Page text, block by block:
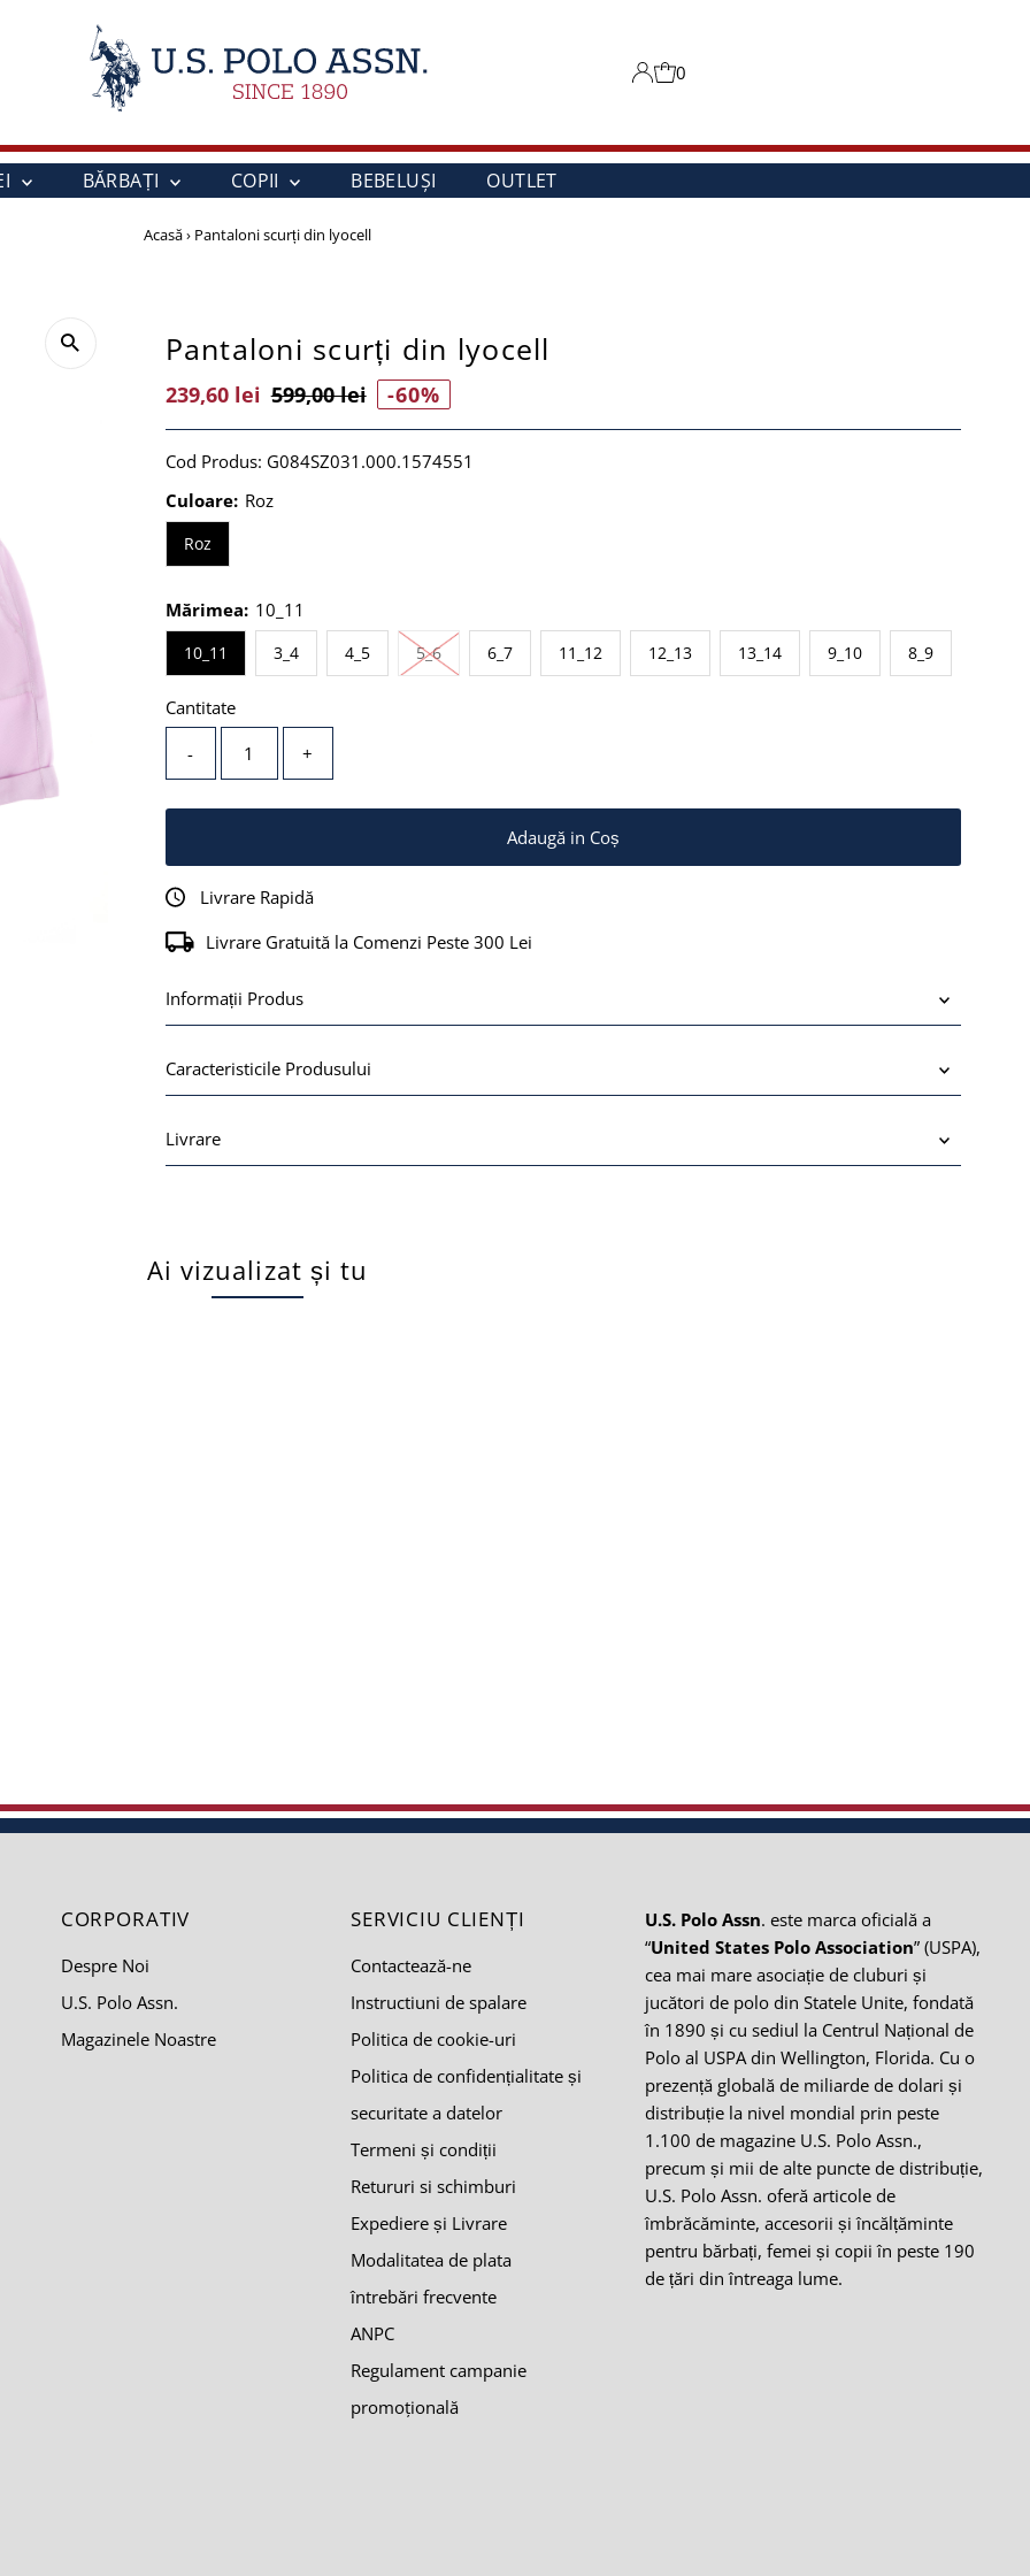
0
BĂRBAȚI COPII BEBELUŞI OUTLET
Acasă› Pantaloni scurți din lyocell
Pantaloni scurți din lyocell
Preț
Vânzare
239,60 lei Preț
Întreg
599,00 lei -60%
Cod Produs: G084SZ031.000.1574551
Culoare: Roz
Roz
Mărimea: 10_11
10_11 3_4 4_5 5_6Stoc epuizat sau Indisponibil
6_7 11_12 12_13 13_14 9_10 8_9
Cantitate
-
+
Livrare Rapidă
Livrare Gratuită la Comenzi Peste 300 Lei
Informații Produs
Caracteristicile Produsului
Livrare
Ai vizualizat și tu
U.S. Polo Assn. este marca oficială a
“United States Polo Association” (USPA),
cea mai mare asociație de cluburi și
jucători de polo din Statele Unite, fondată
în 1890 și cu sediul la Centrul Național de
Polo al USPA din Wellington, Florida. Cu o
prezență globală de miliarde de dolari și
distribuție la nivel mondial prin peste
1.100 de magazine U.S. Polo Assn.,
precum și mii de alte puncte de distribuție,
U.S. Polo Assn. oferă articole de
îmbrăcăminte, accesorii și încălțăminte
pentru bărbați, femei și copii în peste 190
de țări din întreaga lume.
CORPORATIV
Despre Noi
U.S. Polo Assn.
Magazinele Noastre
SERVICIU CLIENȚI
Contactează-ne
Instructiuni de spalare
Politica de cookie-uri
Politica de confidențialitate și
securitate a datelor
Termeni și condiții
Retururi si schimburi
Expediere și Livrare
Modalitatea de plata
întrebări frecvente
ANPC
Regulament campanie
promoţională